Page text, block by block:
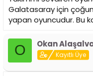
Galatasaray için
yapan oyuncudur. Bu
O Okan
Kayıtlı Üye